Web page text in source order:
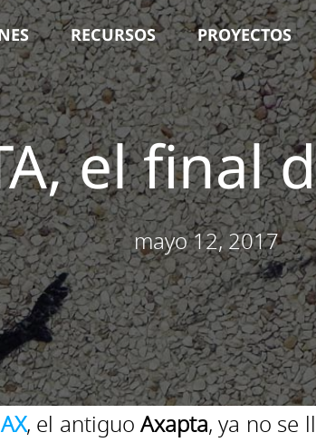
RECURSOS PROYECTOS
el final
mayo 12, 2017
, el antiguoAxapta, ya no se